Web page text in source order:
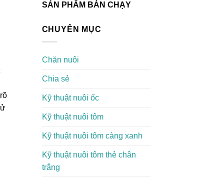
SẢN PHẨM BÁN CHẠY
CHUYÊN MỤC
Chăn nuôi
Chia sẻ
Kỹ thuật nuôi ốc
Kỹ thuật nuôi tôm
Kỹ thuật nuôi tôm càng xanh
Kỹ thuật nuôi tôm thẻ chân
trắng